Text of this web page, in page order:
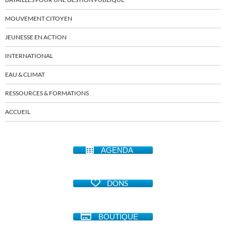
MOUVEMENT CITOYEN
JEUNESSE EN ACTION
INTERNATIONAL
EAU & CLIMAT
RESSOURCES & FORMATIONS
ACCUEIL
AGENDA
DONS
BOUTIQUE